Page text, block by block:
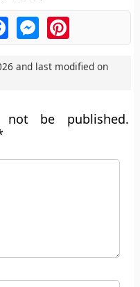
FacebookMessengerPinterest
and last modified on
be published.